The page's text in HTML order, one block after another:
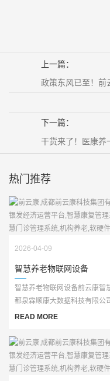
上一篇：
政策东风已至！前
下一篇：
干货来了！医康养
热门推荐
2026-04-09
智慧养老物联网设备
智慧养老物联网设备前云康智
都泉霖顺康大数据科技有限公
READ MORE